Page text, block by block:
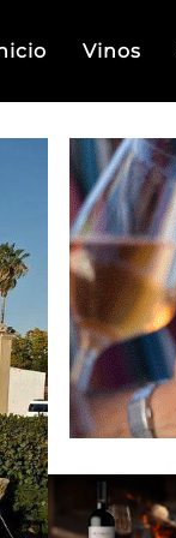
Vinos